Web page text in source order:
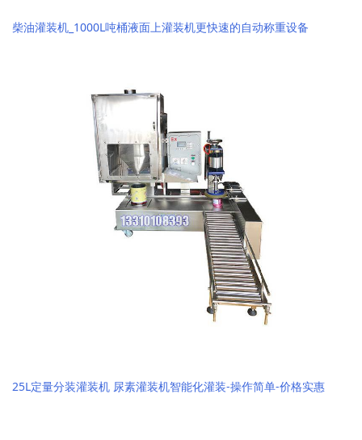
柴油灌装机_1000L吨桶液面上灌装机更快速的自动称重设备
25L定量分装灌装机 尿素灌装机智能化灌装-操作简单-价格实惠